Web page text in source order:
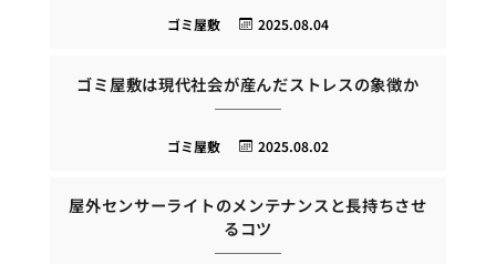
2025.08.04
ゴミ屋敷
ゴミ屋敷は現代社会が産んだストレスの象徴か
2025.08.02
ゴミ屋敷
屋外センサーライトのメンテナンスと長持ちさせ
るコツ